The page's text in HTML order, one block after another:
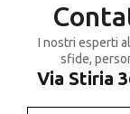
I nostri esperti
sfide,
Via Stiria